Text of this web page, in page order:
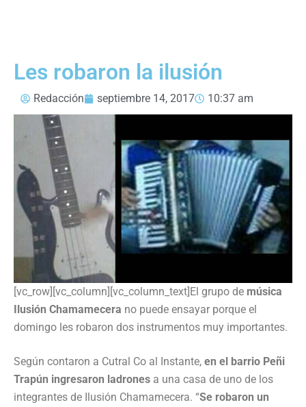
Les robaron la ilusión
Redacción septiembre 14, 2017 10:37 am
[vc_row][vc_column][vc_column_text]El grupo de música
Ilusión Chamamecera no puede ensayar porque el
domingo les robaron dos instrumentos muy importantes.
Según contaron a Cutral Co al Instante, en el barrio Peñi
Trapún ingresaron ladrones a una casa de uno de los
integrantes de Ilusión Chamamecera. “Se robaron un